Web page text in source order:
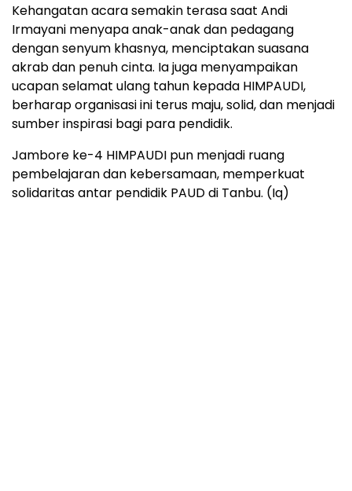
Kehangatan acara semakin terasa saat Andi
Irmayani menyapa anak-anak dan pedagang
dengan senyum khasnya, menciptakan suasana
akrab dan penuh cinta. Ia juga menyampaikan
ucapan selamat ulang tahun kepada HIMPAUDI,
berharap organisasi ini terus maju, solid, dan menjadi
sumber inspirasi bagi para pendidik.
Jambore ke-4 HIMPAUDI pun menjadi ruang
pembelajaran dan kebersamaan, memperkuat
solidaritas antar pendidik PAUD di Tanbu. (Iq)